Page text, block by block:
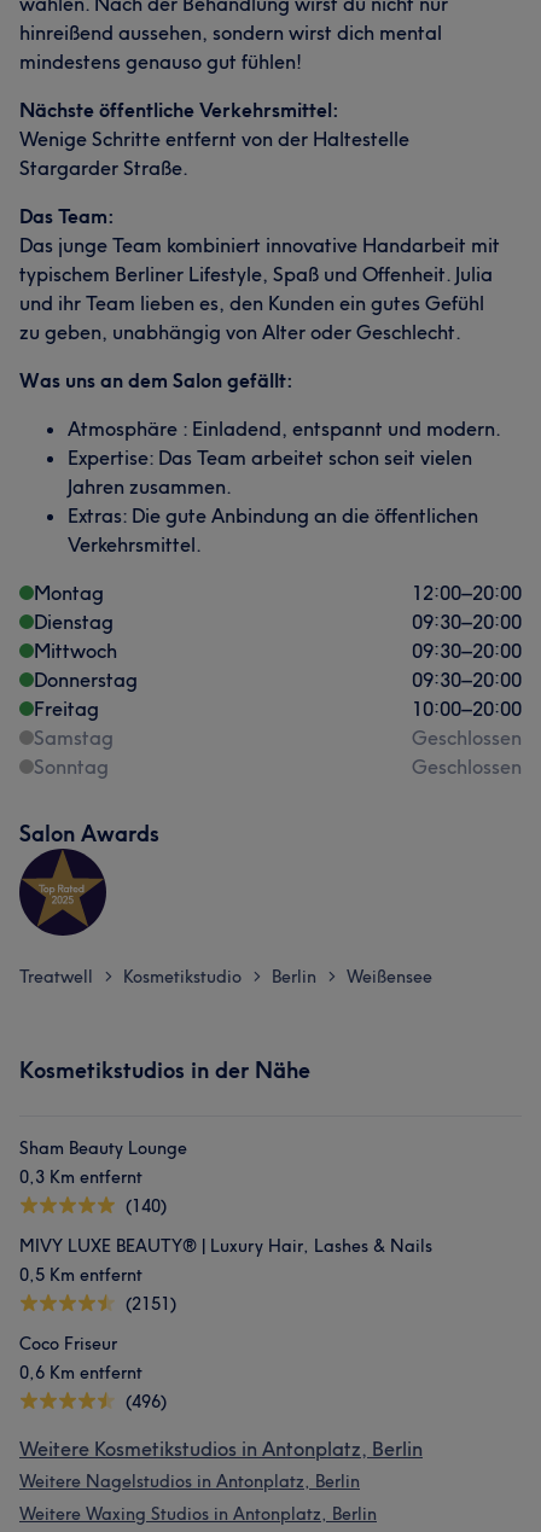
hinreißend aussehen, sondern wirst dich mental
mindestens genauso gut fühlen!
Nächste öffentliche Verkehrsmittel:
Wenige Schritte entfernt von der Haltestelle
Stargarder Straße.
Das Team:
Das junge Team kombiniert innovative Handarbeit mit
typischem Berliner Lifestyle, Spaß und Offenheit. Julia
und ihr Team lieben es, den Kunden ein gutes Gefühl
zu geben, unabhängig von Alter oder Geschlecht.
Was uns an dem Salon gefällt:
Atmosphäre : Einladend, entspannt und modern.
Expertise: Das Team arbeitet schon seit vielen
Jahren zusammen.
Extras: Die gute Anbindung an die öffentlichen
Verkehrsmittel.
Montag
12:00–20:00
Dienstag
09:30–20:00
Mittwoch
09:30–20:00
Donnerstag
09:30–20:00
Freitag
10:00–20:00
Samstag
Geschlossen
Sonntag
Geschlossen
Salon Awards
Treatwell > Kosmetikstudio > Berlin > Weißensee
Kosmetikstudios in der Nähe
Sham Beauty Lounge
0,3 Km entfernt
(140)
MIVY LUXE BEAUTY® | Luxury Hair, Lashes & Nails
0,5 Km entfernt
(2151)
Coco Friseur
0,6 Km entfernt
(496)
Weitere Kosmetikstudios in Antonplatz, Berlin
Weitere Nagelstudios in Antonplatz, Berlin
Weitere Waxing Studios in Antonplatz, Berlin